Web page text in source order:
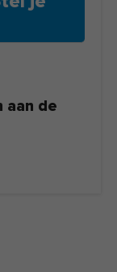
aan de